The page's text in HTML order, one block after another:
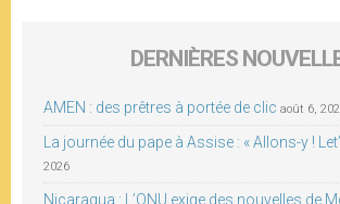
DERNIÈRES
AMEN : des prêtres à portée de clic août 6,
La journée du pape à Assise : « Allons-y !
2026
Nicaragua : L’ONU exige des nouvelles de